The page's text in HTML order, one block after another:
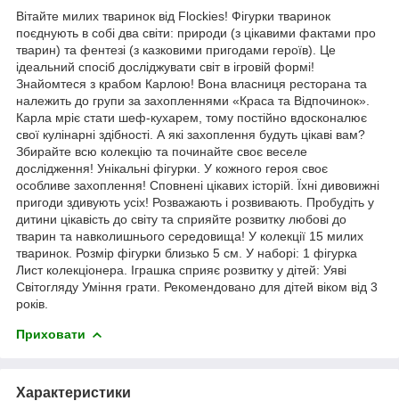
Вітайте милих тваринок від Flockies! Фігурки тваринок
поєднують в собі два світи: природи (з цікавими фактами про
тварин) та фентезі (з казковими пригодами героїв). Це
ідеальний спосіб досліджувати світ в ігровій формі!
Знайомтеся з крабом Карлою! Вона власниця ресторана та
належить до групи за захопленнями «Краса та Відпочинок».
Карла мріє стати шеф-кухарем, тому постійно вдосконалює
свої кулінарні здібності. А які захоплення будуть цікаві вам?
Збирайте всю колекцію та починайте своє веселе
дослідження! Унікальні фігурки. У кожного героя своє
особливе захоплення! Сповнені цікавих історій. Їхні дивовижні
пригоди здивують усіх! Розважають і розвивають. Пробудіть у
дитини цікавість до світу та сприяйте розвитку любові до
тварин та навколишнього середовища! У колекції 15 милих
тваринок. Розмір фігурки близько 5 см. У наборі: 1 фігурка
Лист колекціонера. Іграшка сприяє розвитку у дітей: Уяві
Світогляду Уміння грати. Рекомендовано для дітей віком від 3
років.
Приховати
Характеристики